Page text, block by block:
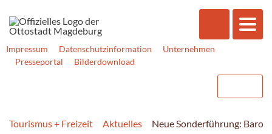
Impressum Datenschutzinformation
Unternehmen
Presseportal
Bilderdownload
Tourismus + Freizeit Aktuelles Neue Sonderführung: